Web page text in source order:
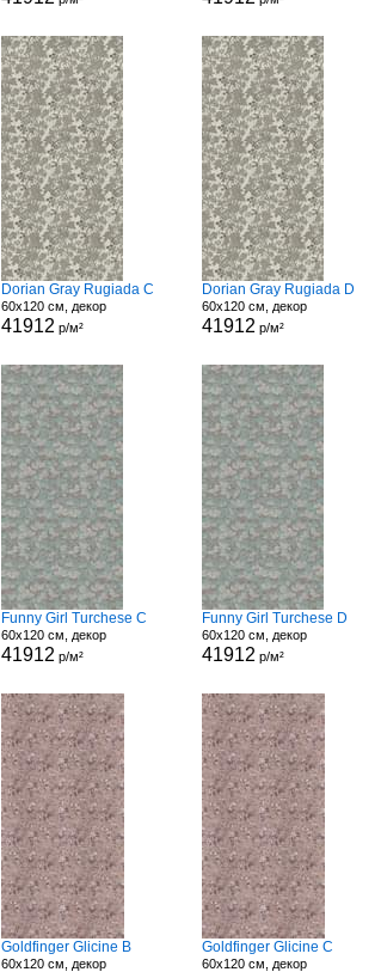
Dorian Gray Rugiada C
60x120 см, декор
41912 р/м²
Dorian Gray Rugiada D
60x120 см, декор
41912 р/м²
Funny Girl Turchese C
60x120 см, декор
41912 р/м²
Funny Girl Turchese D
60x120 см, декор
41912 р/м²
Goldfinger Glicine B
60x120 см, декор
Goldfinger Glicine C
60x120 см, декор